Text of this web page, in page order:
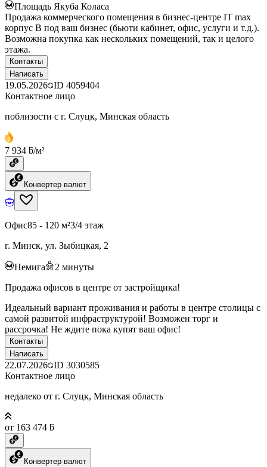
Площадь Якуба Коласа
Продажа коммерческого помещения в бизнес-центре IT max
корпус B под ваш бизнес (бьюти кабинет, офис, услуги и т.д.).
Возможна покупка как нескольких помещений, так и целого
этажа.
Контакты
Написать
19.05.2026 ID 4059404
Контактное лицо
поблизости с г. Слуцк, Минская область
7 934 ƃ/м²
Конвертер валют
Офис85 - 120 м²3/4 этаж
г. Минск, ул. Зыбицкая, 2
Немига 2 минуты
Продажа офисов в центре от застройщика!
Идеальный вариант проживания и работы в центре столицы с
самой развитой инфраструктурой! Возможен торг и
рассрочка! Не ждите пока купят ваш офис!
Контакты
Написать
22.07.2026 ID 3030585
Контактное лицо
недалеко от г. Слуцк, Минская область
от 163 474 ƃ
Конвертер валют